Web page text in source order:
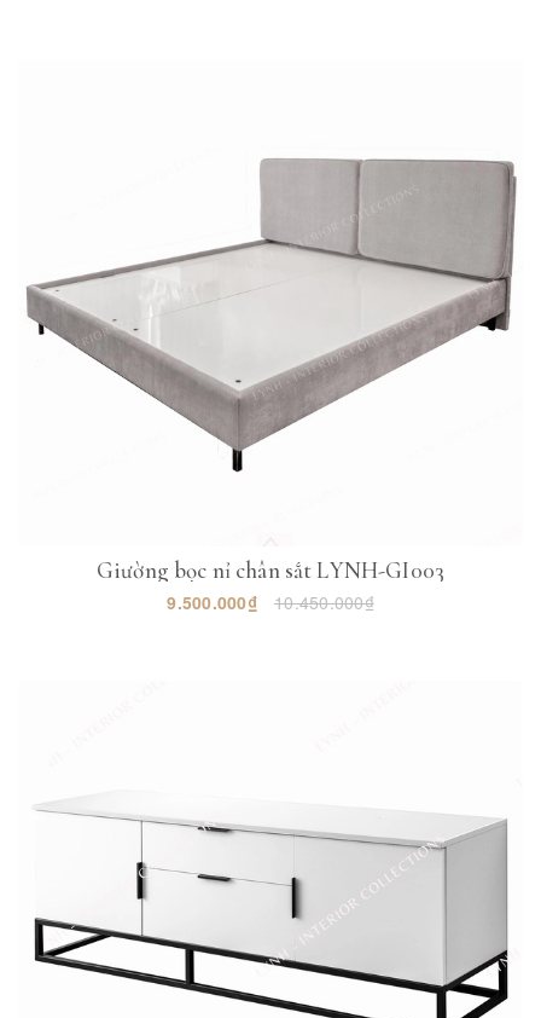
Giường bọc nỉ chân sắt LYNH-GI003
9.500.000₫ 10.450.000₫